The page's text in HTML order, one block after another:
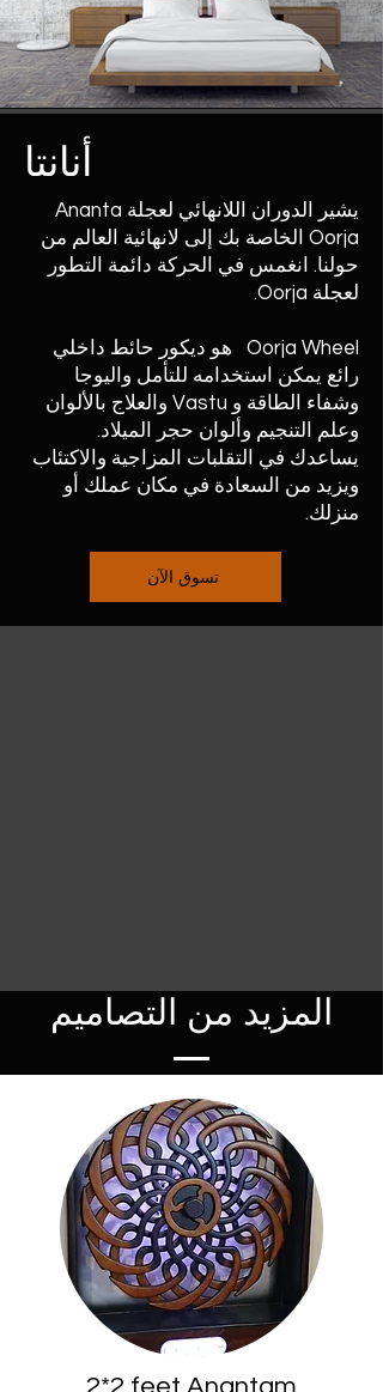
أنانتا
يشير الدوران اللانهائي لعجلة Ananta
Oorja الخاصة بك إلى لانهائية العالم من
حولنا. انغمس في الحركة دائمة التطور
لعجلة Oorja.
Oorja Wheel هو ديكور حائط داخلي
رائع يمكن استخدامه للتأمل واليوجا
وشفاء الطاقة و Vastu والعلاج بالألوان
وعلم التنجيم وألوان حجر الميلاد.
يساعدك في التقلبات المزاجية والاكتئاب
ويزيد من السعادة في مكان عملك أو
منزلك.
تسوق الآن
المزيد من التصاميم
2*2 feet Anantam